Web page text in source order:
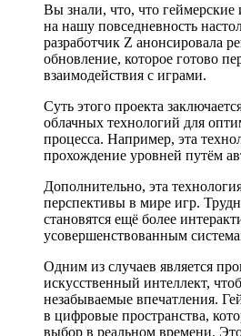
Вы знали, что, что
на нашу повседневность
разработчик Z анонсировала
обновление, которое готово
взаимодействия с играми.
Суть этого проекта
облачных технологий для
процесса. Например, эта
прохождение уровней путём
Дополнительно, эта
перспективы в мире игр.
становятся ещё более
усовершенствованным
Одним из случаев является
искусственный интеллект,
незабываемые впечатления.
в цифровые пространства,
выбор в реальном времени.